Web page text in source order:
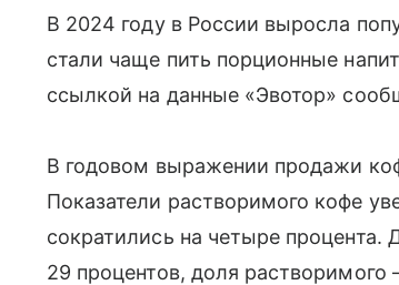
В 2024 году в России выросла
стали чаще пить порционные
ссылкой на данные «Эвотор»
В годовом выражении продажи
Показатели растворимого кофе
сократились на четыре
29 процентов, доля